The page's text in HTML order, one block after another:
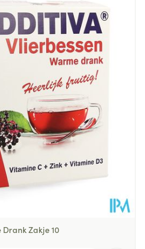
(15°C - 25°C)
Zakje 10